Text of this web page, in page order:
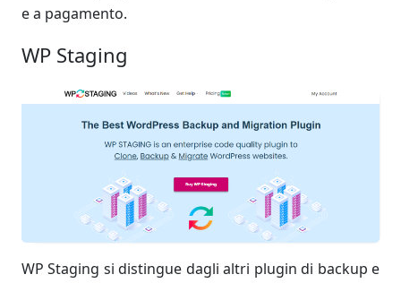
e a pagamento.
WP Staging
WP Staging si distingue dagli altri plugin di backup e